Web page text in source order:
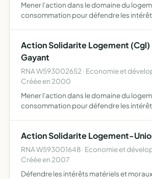
Mener l'action dans le domaine du
consommation pour défendre les
le…
Action Solidarite Logement (Cgl)
Gayant
RNA W593002652 · Economie et
Créée en 2000
Mener l'action dans le domaine du
consommation pour défendre les
leu…
Action Solidarite Logement-
RNA W593001648 · Economie et
Créée en 2007
Défendre les intérêts matériels et